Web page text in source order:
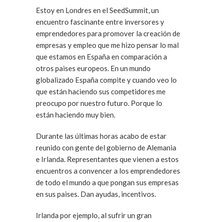
Estoy en Londres en el SeedSummit, un
encuentro fascinante entre inversores y
emprendedores para promover la creación de
empresas y empleo que me hizo pensar lo mal
que estamos en España en comparación a
otros paises europeos. En un mundo
globalizado España compite y cuando veo lo
que están haciendo sus competidores me
preocupo por nuestro futuro. Porque lo
están haciendo muy bien.
Durante las últimas horas acabo de estar
reunido con gente del gobierno de Alemania
e Irlanda. Representantes que vienen a estos
encuentros a convencer a los emprendedores
de todo el mundo a que pongan sus empresas
en sus paises. Dan ayudas, incentivos.
Irlanda por ejemplo, al sufrir un gran